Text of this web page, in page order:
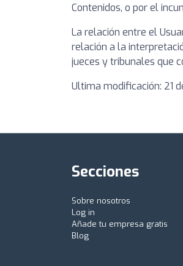
Contenidos, o por el
La relación entre el
relación a la
jueces y tribunales que
Ultima modificación: 21
Secciones
Sobre nosotros
Log in
Añade tu empresa gratis
Blog